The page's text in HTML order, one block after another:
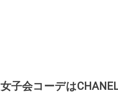
女子会コーデは